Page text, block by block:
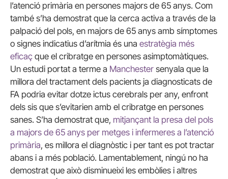
l’atenció primària en persones majors de 65 anys. Com
també s’ha demostrat que la cerca activa a través de la
palpació del pols, en majors de 65 anys amb símptomes
o signes indicatius d’arítmia és una estratègia més
eficaç que el cribratge en persones asimptomàtiques.
Un estudi portat a terme a Manchester senyala que la
millora del tractament dels pacients ja diagnosticats de
FA podria evitar dotze ictus cerebrals per any, enfront
dels sis que s’evitarien amb el cribratge en persones
sanes. S’ha demostrat que, mitjançant la presa del pols
a majors de 65 anys per metges i infermeres a l’atenció
primària, es millora el diagnòstic i per tant es pot tractar
abans i a més població. Lamentablement, ningú no ha
demostrat que això disminueixi les embòlies i altres